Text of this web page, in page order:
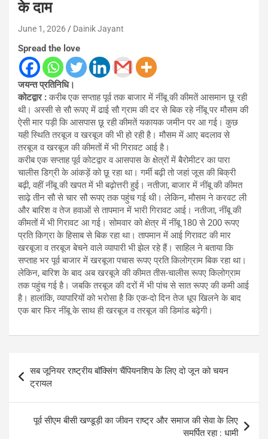
के दाम
June 1, 2026 Dainik Jayant
Spread the love
जयन्त प्रतिनिधि।
कोटद्वार :करीब एक सप्ताह पूर्व तक बाजार में नींबू की कीमतें आसमान छू रही
थी। अस्सी से सौ रूपए में ढाई सौ ग्राम की दर से बिक रहे नींबू पर मौसम की
ऐसी मार पड़ी कि आसपास छू रही कीमतें यकायक जमीन पर आ गई। कुछ
यही स्थिति तरबूज व खरबूज की भी हो रही है। मौसम में आए बदलाव से
तरबूज व खरबूज की कीमतों में भी गिरावट आई है।
करीब एक सप्ताह पूर्व कोटद्वार व आसपास के क्षेत्रों में बैरोमीटर का पारा
चालीस डिग्री के आंकड़ें को छू रहा था। गर्मी बढ़ी तो जहां जूस की बिक्री
बढ़ी, वहीं नींबू की खपत में भी बढ़ोत्तरी हुई। नतीजा, बाजार में नींबू की कीमत
साढ़े तीन सौ से चार सौ रूपए तक पहुंच गई थी। लेकिन, मौसम ने करवट ली
और बारिश व तेज हवाओं से तापमान में भारी गिरावट आई। नतीजा, नींबू की
कीमतों में भी गिरावट आ गई। सोमवार को क्षेत्र में नींबू 180 से 200 रूपए
प्रति किग्रा के हिसाब से बिक रहा था। तापमान में आई गिरावट की मार
खरबूजा व तरबूज बेचने वाले व्यापारी भी झेल रहे हैं। साहिल ने बताया कि
सप्ताह भर पूर्व बाजार में खरबूजा पचास रूपए प्रति किलोग्राम बिक रहा था।
लेकिन, बारिश के बाद अब खरबूजे की कीमत तीस-चालीस रूपए किलोग्राम
तक पहुंच गई है। जबकि तरबूज की दरों में भी पांच से सात रूपए की कमी आई
है। हालांकि, व्यापारियों को भरोसा है कि एक-दो दिन तेज धूप खिलने के बाद
एक बार फिर नींबू के साथ ही खरबूज व तरबूज की डिमांड बढ़ेगी।
navigation
सब जूनियर राष्ट्रीय बॉक्सिंग चैंपियनशिप के लिए दो जून को चयन
ट्रायल
पूर्व सीएम बीसी खण्डूड़ी का जीवन राष्ट्र और समाज की सेवा के लिए
समर्पित रहा : धामी